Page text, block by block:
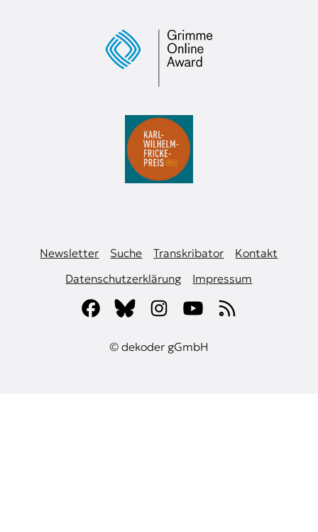
Newsletter Suche Transkribator
Kontakt
Datenschutzerklärung
Impressum
© dekoder gGmbH